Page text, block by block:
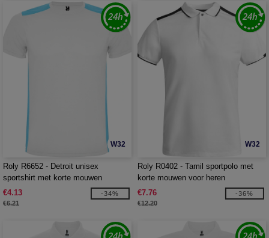
W32
Roly R6652 - Detroit unisex
sportshirt met korte mouwen
€4.13
€6.21
-34%
W32
Roly R0402 - Tamil sportpolo met
korte mouwen voor heren
€7.76
€12.20
-36%